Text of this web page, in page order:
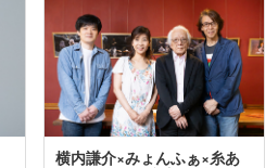
横内謙介×みょんふぁ×糸あ